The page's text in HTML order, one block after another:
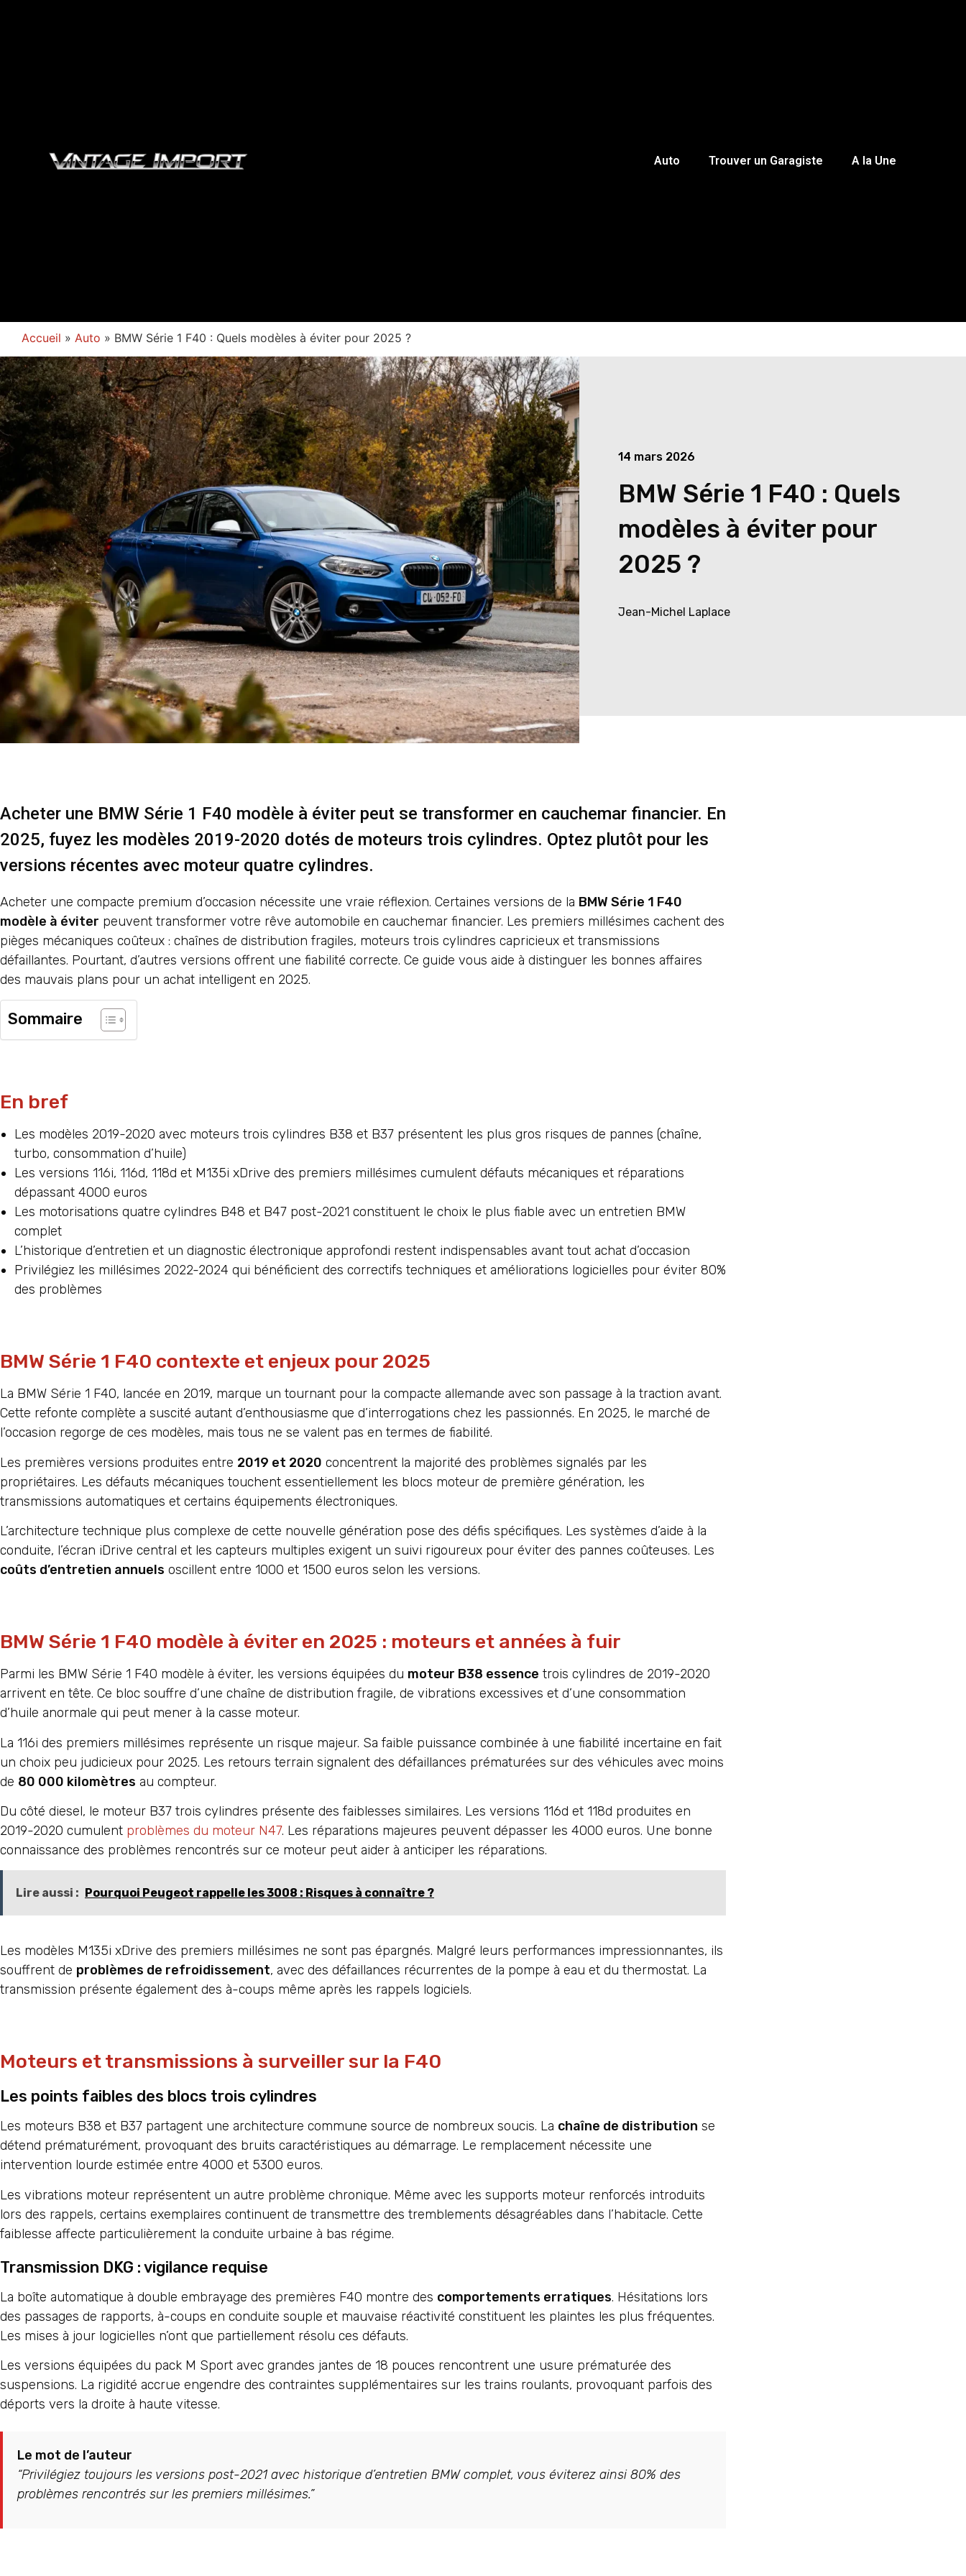
Auto Trouver un Garagiste A la Une
Accueil » Auto » BMW Série 1 F40 : Quels modèles à éviter pour 2025 ?
14 mars 2026
BMW Série 1 F40 : Quels
modèles à éviter pour
2025 ?
Jean-Michel Laplace
Acheter une BMW Série 1 F40 modèle à éviter peut se transformer en cauchemar financier. En
2025, fuyez les modèles 2019-2020 dotés de moteurs trois cylindres. Optez plutôt pour les
versions récentes avec moteur quatre cylindres.
Acheter une compacte premium d’occasion nécessite une vraie réflexion. Certaines versions de la BMW Série 1 F40
modèle à éviter peuvent transformer votre rêve automobile en cauchemar financier. Les premiers millésimes cachent des
pièges mécaniques coûteux : chaînes de distribution fragiles, moteurs trois cylindres capricieux et transmissions
défaillantes. Pourtant, d’autres versions offrent une fiabilité correcte. Ce guide vous aide à distinguer les bonnes affaires
des mauvais plans pour un achat intelligent en 2025.
Sommaire
En bref
Les modèles 2019-2020 avec moteurs trois cylindres B38 et B37 présentent les plus gros risques de pannes (chaîne,
turbo, consommation d’huile)
Les versions 116i, 116d, 118d et M135i xDrive des premiers millésimes cumulent défauts mécaniques et réparations
dépassant 4000 euros
Les motorisations quatre cylindres B48 et B47 post-2021 constituent le choix le plus fiable avec un entretien BMW
complet
L’historique d’entretien et un diagnostic électronique approfondi restent indispensables avant tout achat d’occasion
Privilégiez les millésimes 2022-2024 qui bénéficient des correctifs techniques et améliorations logicielles pour éviter 80%
des problèmes
BMW Série 1 F40 contexte et enjeux pour 2025
La BMW Série 1 F40, lancée en 2019, marque un tournant pour la compacte allemande avec son passage à la traction avant.
Cette refonte complète a suscité autant d’enthousiasme que d’interrogations chez les passionnés. En 2025, le marché de
l’occasion regorge de ces modèles, mais tous ne se valent pas en termes de fiabilité.
Les premières versions produites entre 2019 et 2020 concentrent la majorité des problèmes signalés par les
propriétaires. Les défauts mécaniques touchent essentiellement les blocs moteur de première génération, les
transmissions automatiques et certains équipements électroniques.
L’architecture technique plus complexe de cette nouvelle génération pose des défis spécifiques. Les systèmes d’aide à la
conduite, l’écran iDrive central et les capteurs multiples exigent un suivi rigoureux pour éviter des pannes coûteuses. Les
coûts d’entretien annuels oscillent entre 1000 et 1500 euros selon les versions.
BMW Série 1 F40 modèle à éviter en 2025 : moteurs et années à fuir
Parmi les BMW Série 1 F40 modèle à éviter, les versions équipées du moteur B38 essence trois cylindres de 2019-2020
arrivent en tête. Ce bloc souffre d’une chaîne de distribution fragile, de vibrations excessives et d’une consommation
d’huile anormale qui peut mener à la casse moteur.
La 116i des premiers millésimes représente un risque majeur. Sa faible puissance combinée à une fiabilité incertaine en fait
un choix peu judicieux pour 2025. Les retours terrain signalent des défaillances prématurées sur des véhicules avec moins
de 80 000 kilomètres au compteur.
Du côté diesel, le moteur B37 trois cylindres présente des faiblesses similaires. Les versions 116d et 118d produites en
2019-2020 cumulent problèmes du moteur N47. Les réparations majeures peuvent dépasser les 4000 euros. Une bonne
connaissance des problèmes rencontrés sur ce moteur peut aider à anticiper les réparations.
Lire aussi : Pourquoi Peugeot rappelle les 3008 : Risques à connaître ?
Les modèles M135i xDrive des premiers millésimes ne sont pas épargnés. Malgré leurs performances impressionnantes, ils
souffrent de problèmes de refroidissement, avec des défaillances récurrentes de la pompe à eau et du thermostat. La
transmission présente également des à-coups même après les rappels logiciels.
Moteurs et transmissions à surveiller sur la F40
Les points faibles des blocs trois cylindres
Les moteurs B38 et B37 partagent une architecture commune source de nombreux soucis. La chaîne de distribution se
détend prématurément, provoquant des bruits caractéristiques au démarrage. Le remplacement nécessite une
intervention lourde estimée entre 4000 et 5300 euros.
Les vibrations moteur représentent un autre problème chronique. Même avec les supports moteur renforcés introduits
lors des rappels, certains exemplaires continuent de transmettre des tremblements désagréables dans l’habitacle. Cette
faiblesse affecte particulièrement la conduite urbaine à bas régime.
Transmission DKG : vigilance requise
La boîte automatique à double embrayage des premières F40 montre des comportements erratiques. Hésitations lors
des passages de rapports, à-coups en conduite souple et mauvaise réactivité constituent les plaintes les plus fréquentes.
Les mises à jour logicielles n’ont que partiellement résolu ces défauts.
Les versions équipées du pack M Sport avec grandes jantes de 18 pouces rencontrent une usure prématurée des
suspensions. La rigidité accrue engendre des contraintes supplémentaires sur les trains roulants, provoquant parfois des
déports vers la droite à haute vitesse.
Le mot de l’auteur
“Privilégiez toujours les versions post-2021 avec historique d’entretien BMW complet, vous éviterez ainsi 80% des
problèmes rencontrés sur les premiers millésimes.”